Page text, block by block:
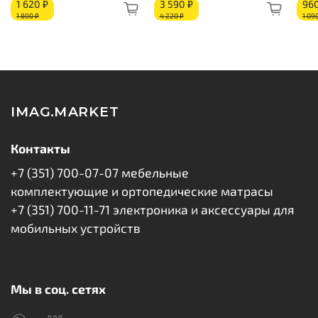
Высокоэластичная ортопедическая пена EcoSoft
30 мм
30 мм
1 620 ₽
1 800 ₽
3 590 ₽
4 220 ₽ 1
IMAG.MARKET
Контакты
+7 (351) 700-07-07 мебельные
комплектующие и ортопедические матрасы
+7 (351) 700-11-71 электроника и аксессуары для
мобильных устройств
Мы в соц. сетях